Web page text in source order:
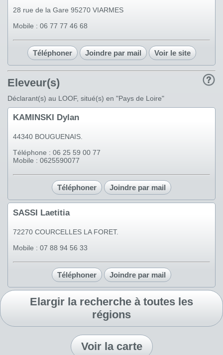
28 rue de la Gare 95270 VIARMES
Mobile : 06 77 77 46 68
Téléphoner Joindre par mail Voir le site
Eleveur(s)
Déclarant(s) au LOOF, situé(s) en "Pays de Loire"
KAMINSKI Dylan
44340 BOUGUENAIS.
Téléphone : 06 25 59 00 77
Mobile : 0625590077
Téléphoner Joindre par mail
SASSI Laetitia
72270 COURCELLES LA FORET.
Mobile : 07 88 94 56 33
Téléphoner Joindre par mail
Elargir la recherche à toutes les
régions
Voir la carte